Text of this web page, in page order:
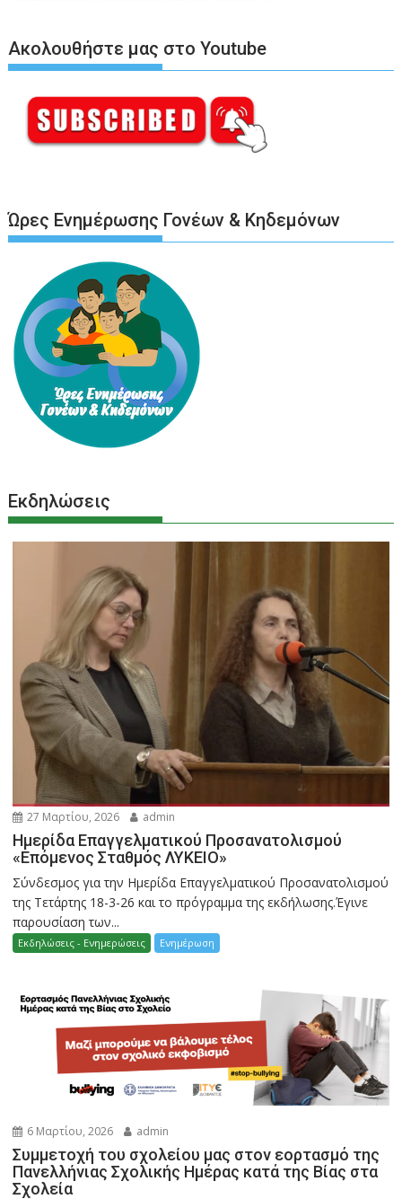
Ακολουθήστε μας στο Youtube
Ώρες Ενημέρωσης Γονέων & Κηδεμόνων
Εκδηλώσεις
27 Μαρτίου, 2026 admin
Ημερίδα Επαγγελματικού Προσανατολισμού
«Επόμενος Σταθμός ΛΥΚΕΙΟ»
Σύνδεσμος για την Ημερίδα Επαγγελματικού Προσανατολισμού
της Τετάρτης 18-3-26 και το πρόγραμμα της εκδήλωσης.Έγινε
παρουσίαση των...
Εκδηλώσεις - Ενημερώσεις Ενημέρωση
6 Μαρτίου, 2026 admin
Συμμετοχή του σχολείου μας στον εορτασμό της
Πανελλήνιας Σχολικής Ημέρας κατά της Βίας στα
Σχολεία